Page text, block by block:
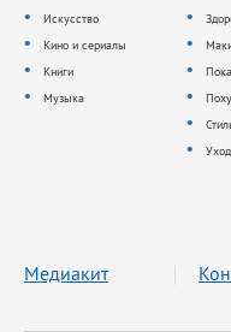
Искусство
Кино и сериалы
Книги
Музыка
Уход
Медиакит